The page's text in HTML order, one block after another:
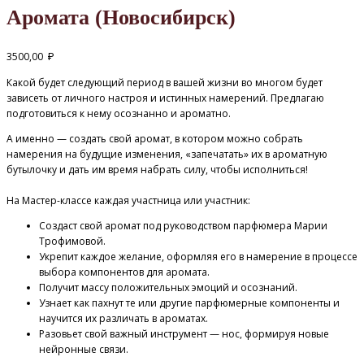
Аромата (Новосибирск)
3500,00 ₽
Какой будет следующий период в вашей жизни во многом будет
зависеть от личного настроя и истинных намерений. Предлагаю
подготовиться к нему осознанно и ароматно.
А именно — создать свой аромат, в котором можно собрать
намерения на будущие изменения, «запечатать» их в ароматную
бутылочку и дать им время набрать силу, чтобы исполниться!
На Мастер-классе каждая участница или участник:
Создаст свой аромат под руководством парфюмера Марии
Трофимовой.
Укрепит каждое желание, оформляя его в намерение в процессе
выбора компонентов для аромата.
Получит массу положительных эмоций и осознаний.
Узнает как пахнут те или другие парфюмерные компоненты и
научится их различать в ароматах.
Разовьет свой важный инструмент — нос, формируя новые
нейронные связи.